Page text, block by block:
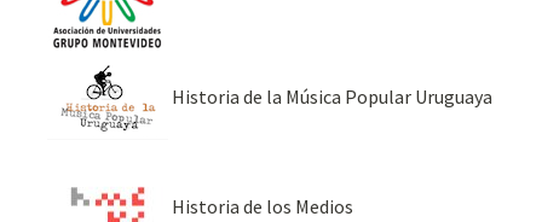
Historia de la Música Popular Uruguaya
Historia de los Medios